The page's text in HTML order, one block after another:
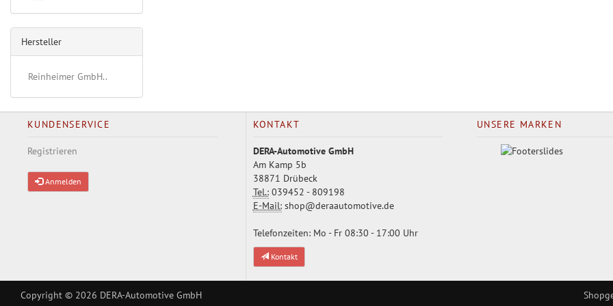
Hersteller
Reinheimer GmbH..
KUNDENSERVICE
Registrieren
Anmelden
KONTAKT
DERA-Automotive GmbH
Am Kamp 5b
38871 Drübeck
Tel.:039452 - 809198
E-Mail:shop@deraautomotive.de
Telefonzeiten: Mo - Fr 08:30 - 17:00 Uhr
Kontakt
UNSERE MARKEN
Copyright © 2026 DERA-Automotive GmbH